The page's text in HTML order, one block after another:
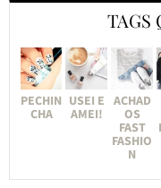
TAGS
PECHIN
CHA
USEI E
AMEI!
ACHAD
OS
FAST
FASHIO
N